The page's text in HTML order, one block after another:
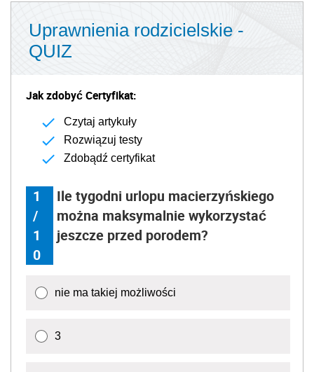
Uprawnienia rodzicielskie -
QUIZ
Jak zdobyć Certyfikat:
Czytaj artykuły
Rozwiązuj testy
Zdobądź certyfikat
1
/
1
0
Ile tygodni urlopu macierzyńskiego
można maksymalnie wykorzystać
jeszcze przed porodem?
nie ma takiej możliwości
3